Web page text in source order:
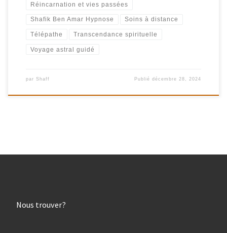
Réincarnation et vies passées
Shafik Ben Amar Hypnose Soins à distance
Télépathe Transcendance spirituelle
Voyage astral guidé
par Shaff Publiédécembre 28, 2024
Nous trouver?